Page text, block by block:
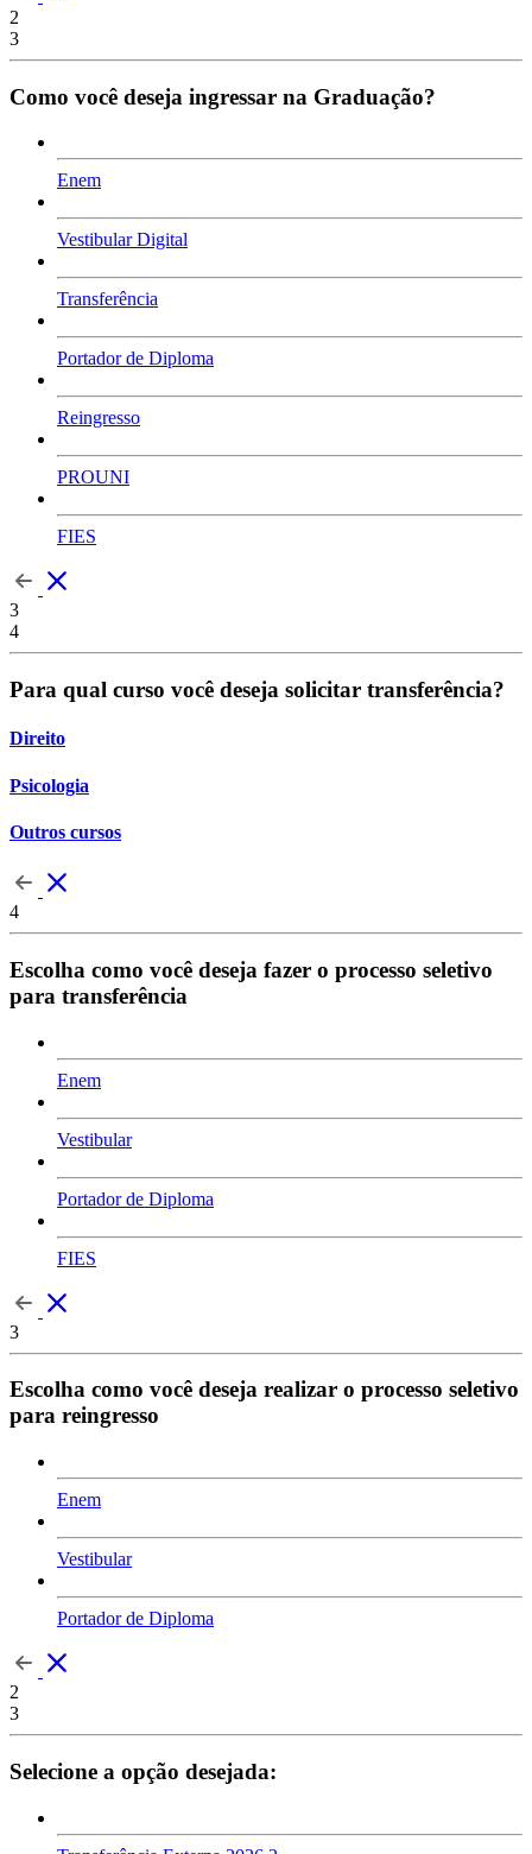
2
3
Como você deseja ingressar na Graduação?
Enem
Vestibular Digital
Transferência
Portador de Diploma
Reingresso
PROUNI
FIES
3
4
Para qual curso você deseja solicitar transferência?
Direito
Psicologia
Outros cursos
4
Escolha como você deseja fazer o processo seletivo
para transferência
Enem
Vestibular
Portador de Diploma
FIES
3
Escolha como você deseja realizar o processo seletivo
para reingresso
Enem
Vestibular
Portador de Diploma
2
3
Selecione a opção desejada: